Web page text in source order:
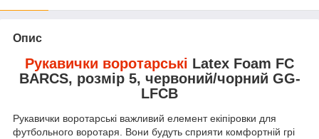
Опис
Рукавички воротарські Latex Foam FC
BARCS, розмір 5, червоний/чорний GG-
LFCB
Рукавички воротарські важливий елемент екіпіровки для
футбольного воротаря. Вони будуть сприяти комфортній грі